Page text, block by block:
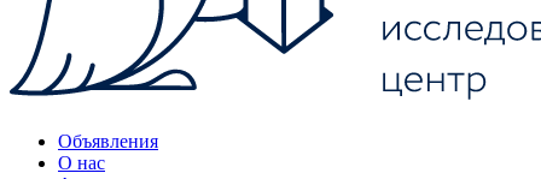
Объявления
О нас